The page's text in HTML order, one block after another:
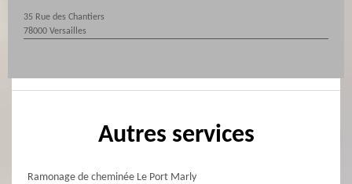
35 Rue des Chantiers
78000 Versailles
Autres services
Ramonage de cheminée Le Port Marly